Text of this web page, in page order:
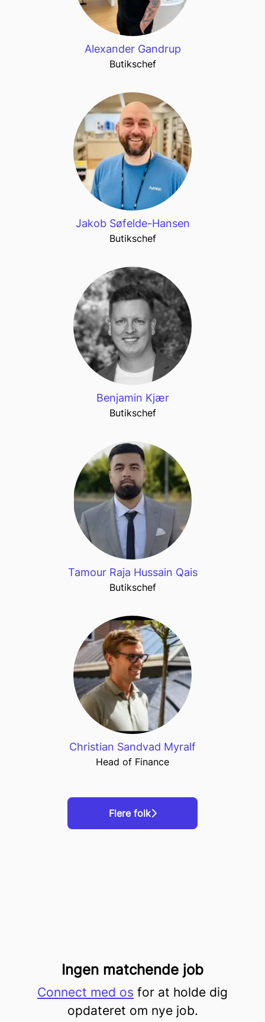
Alexander Gandrup
Butikschef
Jakob Søfelde-Hansen
Butikschef
Benjamin Kjær
Butikschef
Tamour Raja Hussain Qais
Butikschef
Christian Sandvad Myralf
Head of Finance
Flere folk
Ingen matchende job
Connect med os for at holde dig
opdateret om nye job.